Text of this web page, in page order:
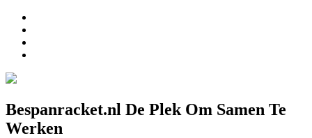
Bespanracket.nl De Plek Om Samen Te
Werken